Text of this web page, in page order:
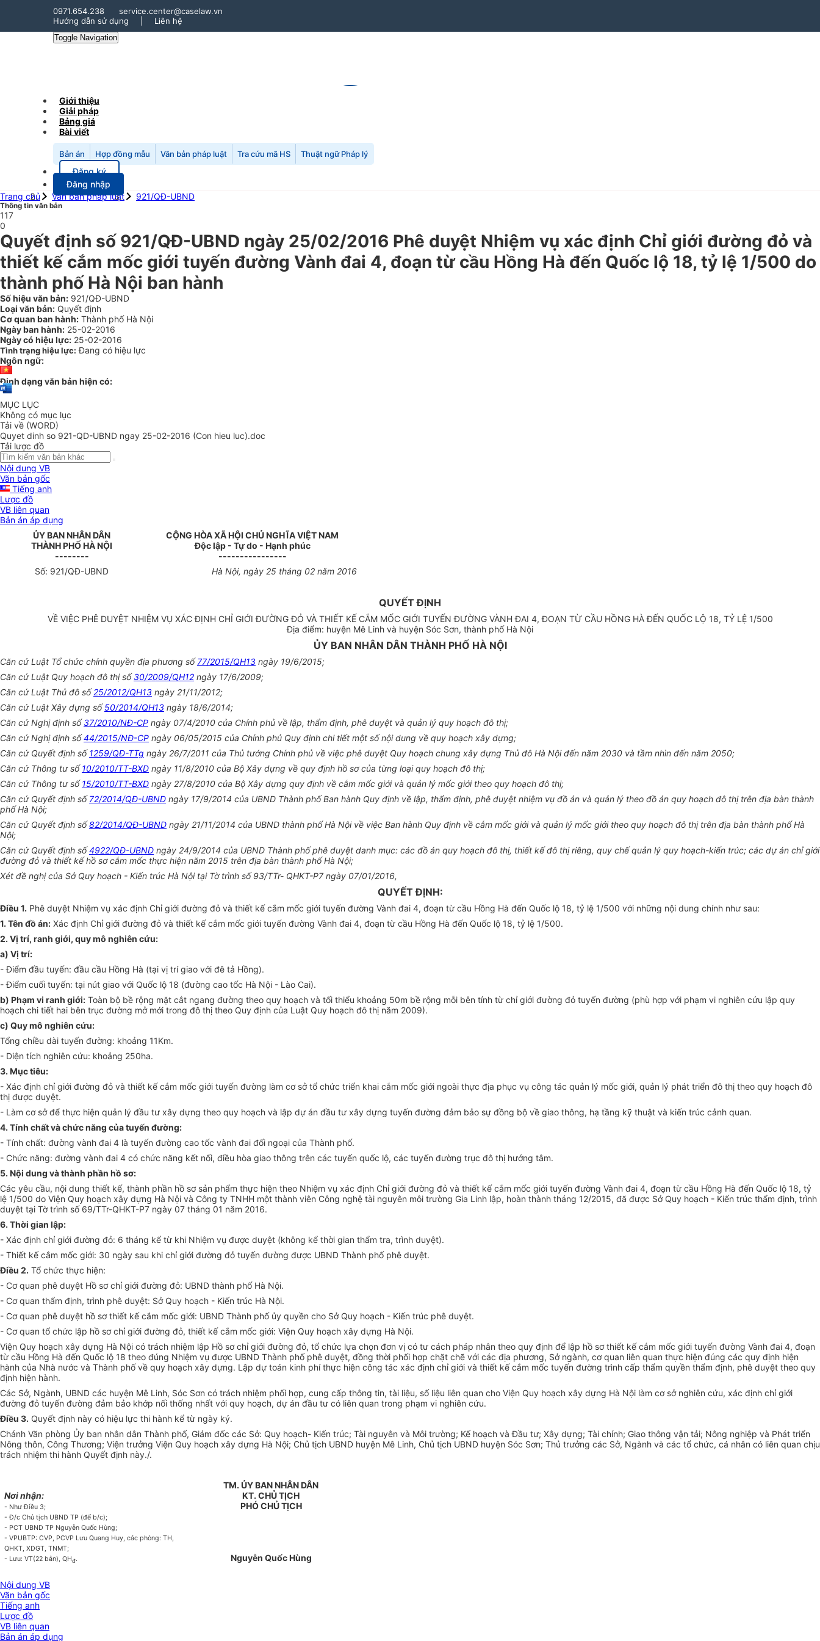
0971.654.238
service.center@caselaw.vn
Hướng dẫn sử dụng
Liên hệ
Toggle Navigation
Giới thiệu
Giải pháp
Bảng giá
Bài viết
Bản án Hợp đồng mẫu Văn bản pháp luật Tra cứu mã HS Thuật ngữ Pháp lý
Đăng ký
Đăng nhập
Trang chủ
Văn bản pháp luật 921/QĐ-UBND
Thông tin văn bản
117
0
Quyết định số 921/QĐ-UBND ngày 25/02/2016 Phê duyệt Nhiệm vụ xác định Chỉ giới đường đỏ và
thiết kế cắm mốc giới tuyến đường Vành đai 4, đoạn từ cầu Hồng Hà đến Quốc lộ 18, tỷ lệ 1/500 do
thành phố Hà Nội ban hành
Số hiệu văn bản: 921/QĐ-UBND
Loại văn bản: Quyết định
Cơ quan ban hành: Thành phố Hà Nội
Ngày ban hành: 25-02-2016
Ngày có hiệu lực: 25-02-2016
Tình trạng hiệu lực: Đang có hiệu lực
Ngôn ngữ:
Định dạng văn bản hiện có:
MỤC LỤC
Không có mục lục
Tải về (WORD)
Quyet dinh so 921-QD-UBND ngay 25-02-2016 (Con hieu luc).doc
Tải lược đồ
Nội dung VB
Văn bản gốc
Tiếng anh
Lược đồ
VB liên quan
Bản án áp dụng
ỦY BAN NHÂN DÂN
THÀNH PHỐ HÀ NỘI
--------
CỘNG HÒA XÃ HỘI CHỦ NGHĨA VIỆT NAM
Độc lập - Tự do - Hạnh phúc
----------------
Số: 921/QĐ-UBND Hà Nội, ngày 25 tháng 02 năm 2016
QUYẾT ĐỊNH
VỀ VIỆC PHÊ DUYỆT NHIỆM VỤ XÁC ĐỊNH CHỈ GIỚI ĐƯỜNG ĐỎ VÀ THIẾT KẾ CẮM MỐC GIỚI TUYẾN ĐƯỜNG VÀNH ĐAI 4, ĐOẠN TỪ CẦU HỒNG HÀ ĐẾN QUỐC LỘ 18, TỶ LỆ 1/500
Địa điểm: huyện Mê Linh và huyện Sóc Sơn, thành phố Hà Nội
ỦY BAN NHÂN DÂN THÀNH PHỐ HÀ NỘI
Căn cứ Luật Tổ chức chính quyền địa phương số77/2015/QH13 ngày 19/6/2015;
Căn cứ Luật Quy hoạch đô thị số30/2009/QH12 ngày 17/6/2009;
Căn cứ Luật Thủ đô số 25/2012/QH13 ngày 21/11/2012;
Căn cứ Luật Xây dựng số50/2014/QH13 ngày 18/6/2014;
Căn cứ Nghị định số37/2010/NĐ-CP ngày 07/4/2010 của Chính phủ về lập, thẩm định, phê duyệt và quản lý quy hoạch đô thị;
Căn cứ Nghị định số44/2015/NĐ-CP ngày 06/05/2015 của Chính phủ Quy định chi tiết một số nội dung về quy hoạch xây dựng;
Căn cứ Quyết định số1259/QĐ-TTg ngày 26/7/2011 của Thủ tướng Chính phủ về việc phê duyệt Quy hoạch chung xây dựng Thủ đô Hà Nội đến năm 2030 và tầm nhìn đến năm 2050;
Căn cứ Thông tư số10/2010/TT-BXD ngày 11/8/2010 của Bộ Xây dựng về quy định hồ sơ của từng loại quy hoạch đô thị;
Căn cứ Thông tư số15/2010/TT-BXD ngày 27/8/2010 của Bộ Xây dựng quy định về cắm mốc giới và quản lý mốc giới theo quy hoạch đô thị;
Căn cứ Quyết định số72/2014/QĐ-UBND ngày 17/9/2014 của UBND Thành phố Ban hành Quy định về lập, thẩm định, phê duyệt nhiệm vụ đồ án và quản lý theo đồ án quy hoạch đô thị trên địa bàn thành
phố Hà Nội;
Căn cứ Quyết định số82/2014/QĐ-UBND ngày 21/11/2014 của UBND thành phố Hà Nội về việc Ban hành Quy định về cắm mốc giới và quản lý mốc giới theo quy hoạch đô thị trên địa bàn thành phố Hà
Nội;
Căn cứ Quyết định số4922/QĐ-UBND ngày 24/9/2014 của UBND Thành phố phê duyệt danh mục: các đồ án quy hoạch đô thị, thiết kế đô thị riêng, quy chế quản lý quy hoạch-kiến trúc; các dự án chỉ giới
đường đỏ và thiết kế hồ sơ cắm mốc thực hiện năm 2015 trên địa bàn thành phố Hà Nội;
Xét đề nghị của Sở Quy hoạch - Kiến trúc Hà Nội tại Tờ trình số 93/TTr- QHKT-P7 ngày 07/01/2016,
QUYẾT ĐỊNH:
Điều 1. Phê duyệt Nhiệm vụ xác định Chỉ giới đường đỏ và thiết kế cắm mốc giới tuyến đường Vành đai 4, đoạn từ cầu Hồng Hà đến Quốc lộ 18, tỷ lệ 1/500 với những nội dung chính như sau:
1. Tên đồ án: Xác định Chỉ giới đường đỏ và thiết kế cắm mốc giới tuyến đường Vành đai 4, đoạn từ cầu Hồng Hà đến Quốc lộ 18, tỷ lệ 1/500.
2. Vị trí, ranh giới, quy mô nghiên cứu:
a) Vị trí:
-Điểm đầu tuyến: đầu cầu Hồng Hà (tại vị trí giao với đê tả Hồng).
-Điểm cuối tuyến: tại nút giao với Quốc lộ 18 (đường cao tốc Hà Nội - Lào Cai).
b) Phạm vi ranh giới: Toàn bộ bề rộng mặt cắt ngang đường theo quy hoạch và tối thiểu khoảng 50m bề rộng mỗi bên tính từ chỉ giới đường đỏ tuyến đường (phù hợp với phạm vi nghiên cứu lập quy
hoạch chi tiết hai bên trục đường mở mới trong đô thị theo Quy định của Luật Quy hoạch đô thị năm 2009).
c) Quy mô nghiên cứu:
Tổng chiều dài tuyến đường: khoảng 11Km.
- Diện tích nghiên cứu: khoảng 250ha.
3. Mục tiêu:
- Xác định chỉ giới đường đỏ và thiết kế cắm mốc giới tuyến đường làm cơ sở tổ chức triển khai cắm mốc giới ngoài thực địa phục vụ công tác quản lý mốc giới, quản lý phát triển đô thị theo quy hoạch đô
thị được duyệt.
- Làm cơ sở để thực hiện quản lý đầu tư xây dựng theo quy hoạch và lập dự án đầu tư xây dựng tuyến đường đảm bảo sự đồng bộ về giao thông, hạ tầng kỹ thuật và kiến trúc cảnh quan.
4. Tính chất và chức năng của tuyến đường:
- Tính chất: đường vành đai 4 là tuyến đường cao tốc vành đai đối ngoại của Thành phố.
- Chức năng: đường vành đai 4 có chức năng kết nối, điều hòa giao thông trên các tuyến quốc lộ, các tuyến đường trục đô thị hướng tâm.
5. Nội dung và thành phần hồ sơ:
Các yêu cầu, nội dung thiết kế, thành phần hồ sơ sản phẩm thực hiện theo Nhiệm vụ xác định Chỉ giới đường đỏ và thiết kế cắm mốc giới tuyến đường Vành đai 4, đoạn từ cầu Hồng Hà đến Quốc lộ 18, tỷ
lệ 1/500 do Viện Quy hoạch xây dựng Hà Nội và Công ty TNHH một thành viên Công nghệ tài nguyên môi trường Gia Linh lập, hoàn thành tháng 12/2015, đã được Sở Quy hoạch - Kiến trúc thẩm định, trình
duyệt tại Tờtrình số 69/TTr-QHKT-P7 ngày 07 tháng 01 năm 2016.
6. Thời gian lập:
- Xác định chỉ giới đường đỏ: 6 tháng kể từ khi Nhiệm vụ được duyệt (không kể thời gian thẩm tra, trình duyệt).
- Thiết kế cắm mốc giới: 30 ngày sau khi chỉ giới đường đỏ tuyến đường được UBND Thành phố phê duyệt.
Điều 2. Tổ chức thực hiện:
- Cơ quan phê duyệt Hồ sơ chỉ giới đường đỏ: UBND thành phố Hà Nội.
- Cơ quan thẩm định, trình phê duyệt: Sở Quy hoạch - Kiến trúc Hà Nội.
- Cơ quan phê duyệt hồ sơ thiết kế cắm mốc giới: UBND Thành phố ủy quyền cho Sở Quy hoạch - Kiến trúc phê duyệt.
- Cơ quan tổ chức lập hồ sơ chỉ giới đường đỏ, thiết kế cắm mốc giới: Viện Quy hoạch xây dựng Hà Nội.
Viện Quy hoạch xây dựng Hà Nội có trách nhiệm lập Hồ sơ chỉ giới đường đỏ, tổ chức lựa chọn đơn vị có tư cách pháp nhân theo quy định để lập hồ sơ thiết kế cắm mốc giới tuyến đường Vành đai 4, đoạn
từ cầu Hồng Hà đến Quốc lộ 18 theo đúng Nhiệm vụ được UBND Thành phố phê duyệt, đồng thời phối hợp chặt chẽ với các địa phương, Sở ngành, cơ quan liên quan thực hiện đúng các quy định hiện
hành của Nhà nước và Thành phố về quy hoạch xây dựng. Lập dự toán kinh phí thực hiện công tác xác định chỉ giới và thiết kế cắm mốc tuyến đường trình cấp thẩm quyền thẩm định, phê duyệt theo quy
định hiện hành.
Các Sở, Ngành, UBND các huyện Mê Linh, Sóc Sơn có trách nhiệm phối hợp, cung cấp thông tin, tài liệu, số liệu liên quan cho Viện Quy hoạch xây dựng Hà Nội làm cơ sở nghiên cứu, xác định chỉ giới
đường đỏ tuyến đường đảm bảo khớp nối thống nhất với quy hoạch, dự án đầu tư có liên quan trong phạm vi nghiên cứu.
Điều 3. Quyết định này có hiệu lực thi hành kể từ ngày ký.
Chánh Văn phòng Ủy ban nhân dân Thành phố, Giám đốc các Sở: Quy hoạch- Kiến trúc; Tài nguyên và Môi trường; Kế hoạch và Đầu tư; Xây dựng; Tài chính; Giao thông vận tải; Nông nghiệp và Phát triển
Nông thôn, Công Thương; Viện trưởng Viện Quy hoạch xây dựng Hà Nội; Chủ tịch UBND huyện Mê Linh, Chủ tịch UBND huyện Sóc Sơn; Thủ trưởng các Sở, Ngành và các tổ chức, cá nhân có liên quan chịu
trách nhiệm thi hành Quyết định này./.
Nơi nhận:
- Như Điều 3;
-Đ/c Chủ tịch UBND TP (để b/c);
- PCT UBND TP Nguyễn Quốc Hùng;
-VPUBTP: CVP, PCVP Lưu Quang Huy, các phòng: TH,
QHKT, XDGT, TNMT;
- Lưu: VT(22 bản), QHđ.
TM. ỦYBAN NHÂN DÂN
KT. CHỦ TỊCH
PHÓ CHỦ TỊCH
Nguyễn Quốc Hùng
Nội dung VB
Văn bản gốc
Tiếng anh
Lược đồ
VB liên quan
Bản án áp dụng